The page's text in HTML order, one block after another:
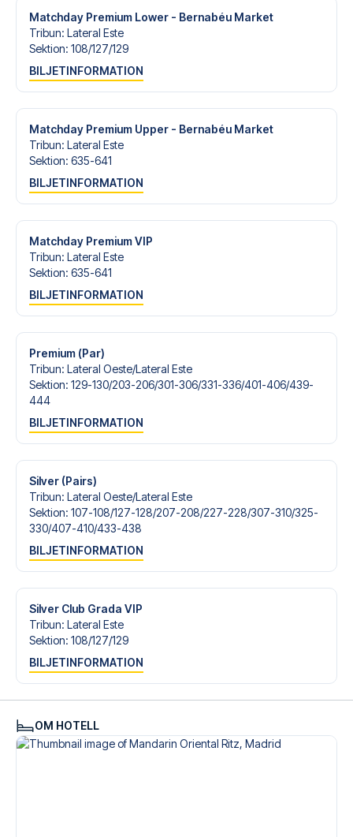
Matchday Premium Lower - Bernabéu Market
Tribun: Lateral Este
Sektion: 108/​127/​129
BILJETINFORMATION
Matchday Premium Upper - Bernabéu Market
Tribun: Lateral Este
Sektion: 635-641
BILJETINFORMATION
Matchday Premium VIP
Tribun: Lateral Este
Sektion: 635-641
BILJETINFORMATION
Premium (Par)
Tribun: Lateral Oeste/​Lateral Este
Sektion: 129-130/​203-206/​301-306/​331-336/​401-406/​439-
444
BILJETINFORMATION
Silver (Pairs)
Tribun: Lateral Oeste/​Lateral Este
Sektion: 107-108/​127-128/​207-208/​227-228/​307-310/​325-
330/​407-410/​433-438
BILJETINFORMATION
Silver Club Grada VIP
Tribun: Lateral Este
Sektion: 108/​127/​129
BILJETINFORMATION
OM HOTELL